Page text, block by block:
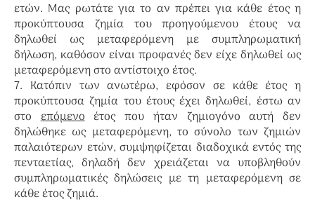
ετών. Μας ρωτάτε για το αν πρέπει για κάθε έτος η
προκύπτουσα ζημία του προηγούμενου έτους να
δηλωθεί ως μεταφερόμενη με συμπληρωματική
δήλωση, καθόσον είναι προφανές δεν είχε δηλωθεί ως
μεταφερόμενη στο αντίστοιχο έτος.
7. Κατόπιν των ανωτέρω, εφόσον σε κάθε έτος η
προκύπτουσα ζημία του έτους έχει δηλωθεί, έστω αν
στοεπόμενοέτος που ήταν ζημιογόνο αυτή δεν
δηλώθηκε ως μεταφερόμενη, το σύνολο των ζημιών
παλαιότερων ετών, συμψηφίζεται διαδοχικά εντός της
πενταετίας, δηλαδή δεν χρειάζεται να υποβληθούν
συμπληρωματικές δηλώσεις με τη μεταφερόμενη σε
κάθε έτος ζημιά.